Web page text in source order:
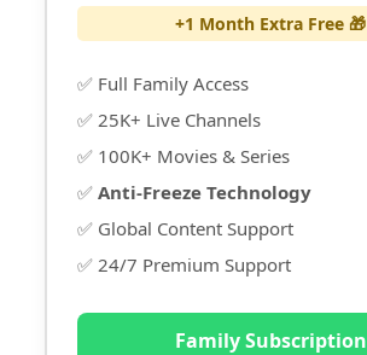
+1 Month Extra Free 🎁
✅ Full Family Access
✅ 25K+ Live Channels
✅ 100K+ Movies & Series
✅ Anti-Freeze Technology
✅ Global Content Support
✅ 24/7 Premium Support
Family Subscription